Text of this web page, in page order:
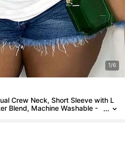
1/6
Crew Neck, Short Sleeve with L
Blend, Machine Washable -